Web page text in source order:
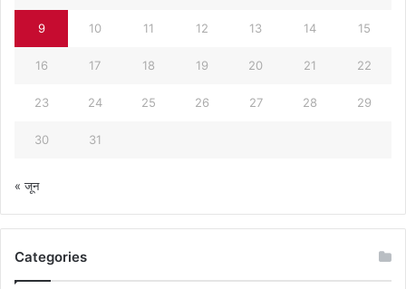
9 10 11 12 13 14 15
16 17 18 19 20 21 22
23 24 25 26 27 28 29
30 31
« जून
Categories